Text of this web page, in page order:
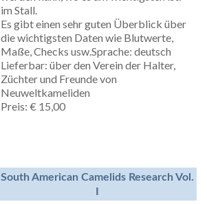
im Stall.
Es gibt einen sehr guten Überblick über
die wichtigsten Daten wie Blutwerte,
Maße, Checks usw.Sprache: deutsch
Lieferbar: über den Verein der Halter,
Züchter und Freunde von
Neuweltkameliden
Preis: € 15,00
South American Camelids Research Vol.